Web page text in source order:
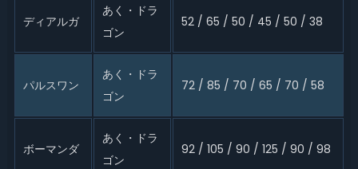
ディアルガ
あく・ドラ
ゴン
52 / 65 / 50 / 45 / 50 / 38
パルスワン
あく・ドラ
ゴン
72 / 85 / 70 / 65 / 70 / 58
ボーマンダ
あく・ドラ
ゴン
92 / 105 / 90 / 125 / 90 / 98